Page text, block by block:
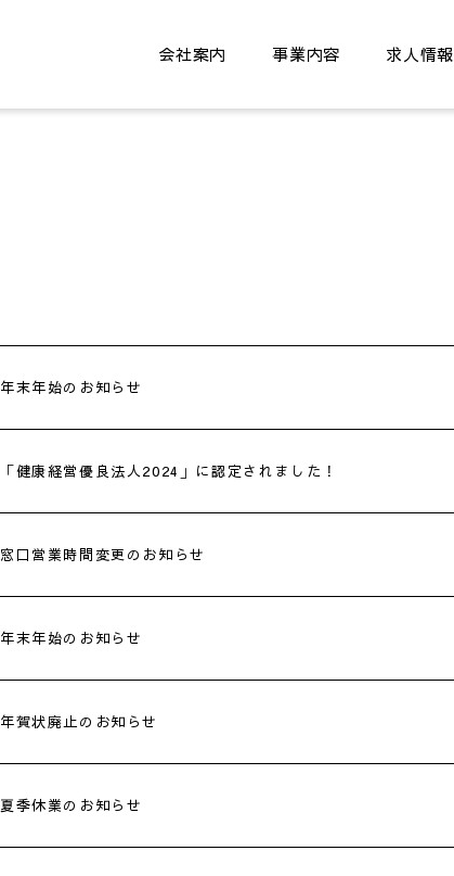
会社案内 事業内容 求人情報
年末年始のお知らせ
「健康経営優良法人2024」に認定されました！
窓口営業時間変更のお知らせ
年末年始のお知らせ
年賀状廃止のお知らせ
夏季休業のお知らせ